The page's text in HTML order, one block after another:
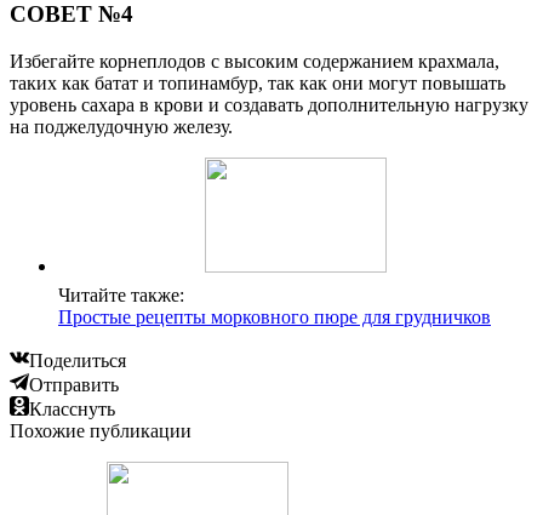
СОВЕТ №4
Избегайте корнеплодов с высоким содержанием крахмала,
таких как батат и топинамбур, так как они могут повышать
уровень сахара в крови и создавать дополнительную нагрузку
на поджелудочную железу.
Читайте также:
Простые рецепты морковного пюре для грудничков
Поделиться
Отправить
Класснуть
Похожие публикации